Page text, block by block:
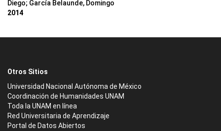
Diego; García Belaunde, Domingo
2014
Otros Sitios
Universidad Nacional Autónoma de México
Coordinación de Humanidades UNAM
Toda la UNAM en línea
Red Universitaria de Aprendizaje
Portal de Datos Abiertos